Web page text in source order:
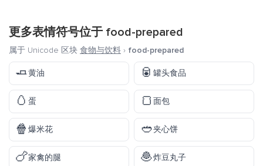
更多表情符号位于 food-prepared
属于 Unicode 区块 食物与饮料 › food-prepared
🧈黄油 🥫 罐头食品
🥚 蛋 🍞 面包
🍿 爆米花 🥙夹心饼
🍗家禽的腿 🧆炸豆丸子